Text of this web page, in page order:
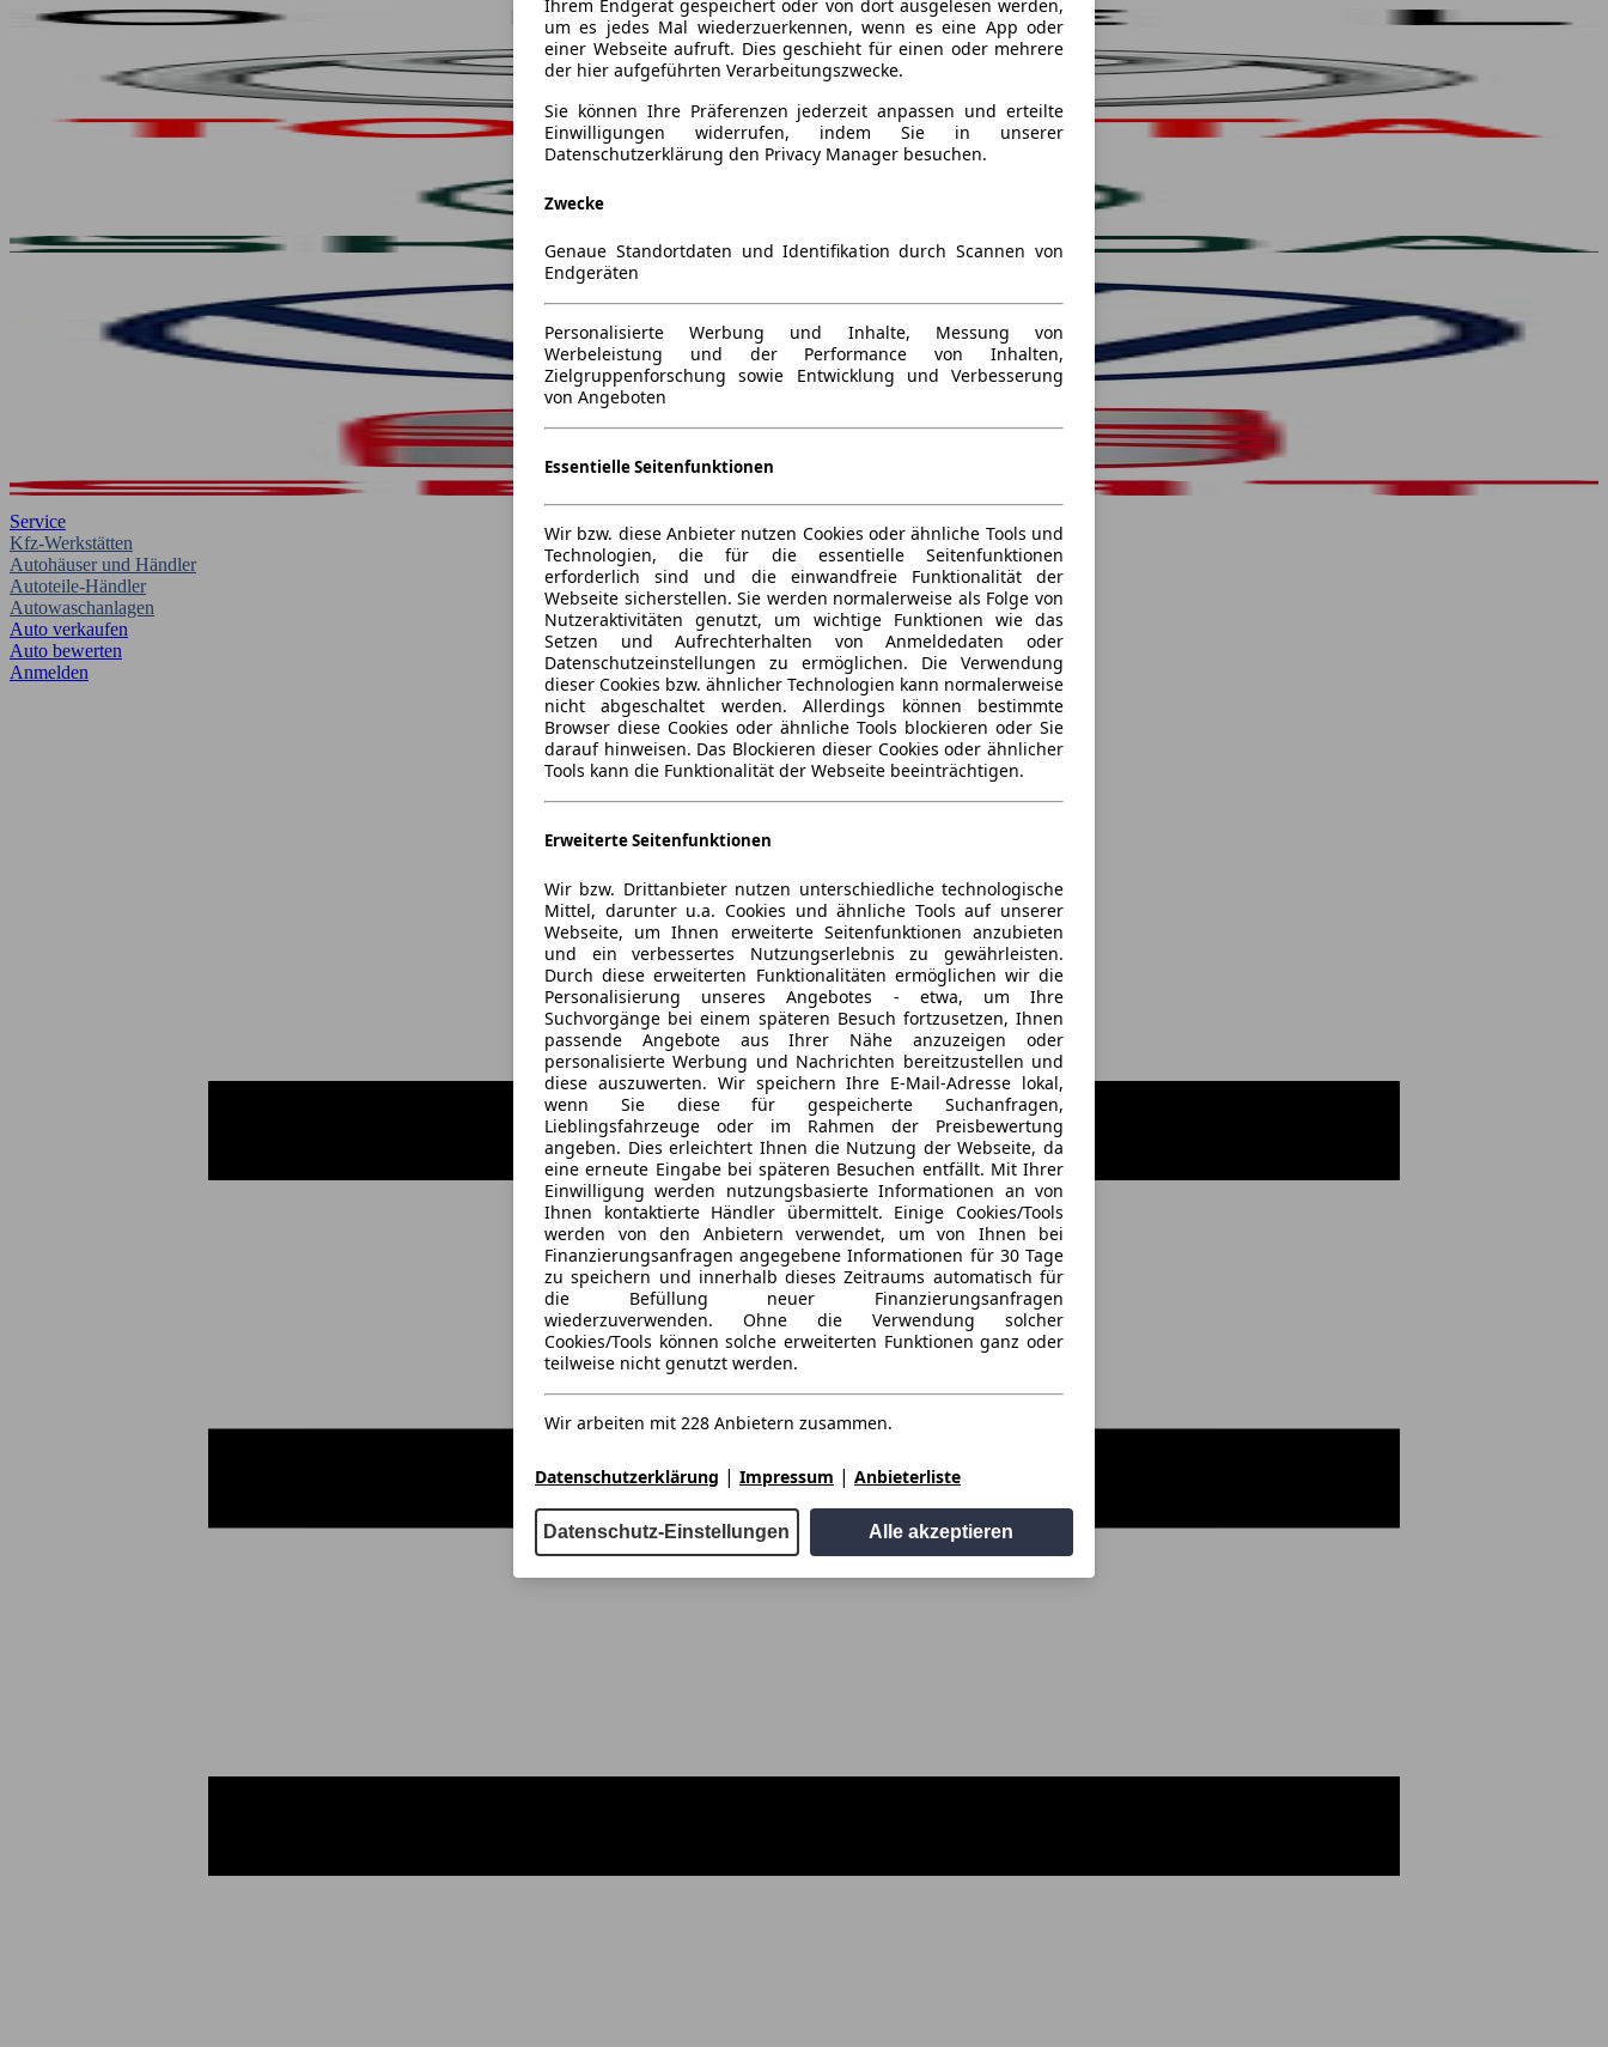
Service
Kfz-Werkstätten
Autohäuser und Händler
Autoteile-Händler
Autowaschanlagen
Auto verkaufen
Auto bewerten
Anmelden
Ihrem Endgerät gespeichert oder von dort ausgelesen werden,
um es jedes Mal wiederzuerkennen, wenn es eine App oder
einer Webseite aufruft. Dies geschieht für einen oder mehrere
der hier aufgeführten Verarbeitungszwecke.
Sie können Ihre Präferenzen jederzeit anpassen und erteilte
Einwilligungen widerrufen, indem Sie in unserer
Datenschutzerklärung den Privacy Manager besuchen.
Zwecke
Genaue Standortdaten und Identifikation durch Scannen von
Endgeräten
Personalisierte Werbung und Inhalte, Messung von
Werbeleistung und der Performance von Inhalten,
Zielgruppenforschung sowie Entwicklung und Verbesserung
von Angeboten
Essentielle Seitenfunktionen
Wir bzw. diese Anbieter nutzen Cookies oder ähnliche Tools und
Technologien, die für die essentielle Seitenfunktionen
erforderlich sind und die einwandfreie Funktionalität der
Webseite sicherstellen. Sie werden normalerweise als Folge von
Nutzeraktivitäten genutzt, um wichtige Funktionen wie das
Setzen und Aufrechterhalten von Anmeldedaten oder
Datenschutzeinstellungen zu ermöglichen. Die Verwendung
dieser Cookies bzw. ähnlicher Technologien kann normalerweise
nicht abgeschaltet werden. Allerdings können bestimmte
Browser diese Cookies oder ähnliche Tools blockieren oder Sie
darauf hinweisen. Das Blockieren dieser Cookies oder ähnlicher
Tools kann die Funktionalität der Webseite beeinträchtigen.
Erweiterte Seitenfunktionen
Wir bzw. Drittanbieter nutzen unterschiedliche technologische
Mittel, darunter u.a. Cookies und ähnliche Tools auf unserer
Webseite, um Ihnen erweiterte Seitenfunktionen anzubieten
und ein verbessertes Nutzungserlebnis zu gewährleisten.
Durch diese erweiterten Funktionalitäten ermöglichen wir die
Personalisierung unseres Angebotes - etwa, um Ihre
Suchvorgänge bei einem späteren Besuch fortzusetzen, Ihnen
passende Angebote aus Ihrer Nähe anzuzeigen oder
personalisierte Werbung und Nachrichten bereitzustellen und
diese auszuwerten. Wir speichern Ihre E-Mail-Adresse lokal,
wenn Sie diese für gespeicherte Suchanfragen,
Lieblingsfahrzeuge oder im Rahmen der Preisbewertung
angeben. Dies erleichtert Ihnen die Nutzung der Webseite, da
eine erneute Eingabe bei späteren Besuchen entfällt. Mit Ihrer
Einwilligung werden nutzungsbasierte Informationen an von
Ihnen kontaktierte Händler übermittelt. Einige Cookies/Tools
werden von den Anbietern verwendet, um von Ihnen bei
Finanzierungsanfragen angegebene Informationen für 30 Tage
zu speichern und innerhalb dieses Zeitraums automatisch für
die Befüllung neuer Finanzierungsanfragen
wiederzuverwenden. Ohne die Verwendung solcher
Cookies/Tools können solche erweiterten Funktionen ganz oder
teilweise nicht genutzt werden.
Wir arbeiten mit 228 Anbietern zusammen.
Datenschutzerklärung | Impressum | Anbieterliste
Datenschutz-Einstellungen Alle akzeptieren